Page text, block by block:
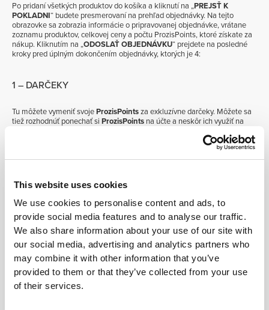
This website uses cookies
We use cookies to personalise content and ads, to
provide social media features and to analyse our traffic.
We also share information about your use of our site with
our social media, advertising and analytics partners who
may combine it with other information that you’ve
provided to them or that they’ve collected from your use
of their services.
Po pridaní všetkých produktov do košíka a kliknutí na „PREJSŤ K
POKLADNI“ budete presmerovaní na prehľad objednávky. Na tejto
obrazovke sa zobrazia informácie o pripravovanej objednávke, vrátane
zoznamu produktov, celkovej ceny a počtu ProzisPoints, ktoré získate za
nákup. Kliknutím na „ODOSLAŤ OBJEDNÁVKU“ prejdete na posledné
kroky pred úplným dokončením objednávky, ktorých je 4:
1 – DARČEKY
Tu môžete vymeniť svojeProzisPointsza exkluzívne darčeky. Môžete sa
tiež rozhodnúť ponechať si ProzisPoints na účte a neskôr ich využiť na
V tomto kroku si zvolíte adresu, na ktorú má byť vaša objednávka
doručená, a preferovaného dopravcu. Pod každým z dostupných
spôsobov doručenia je uvedený predpokladaný dátum doručenia.
Kliknutím na „ĎALŠÍ KROK“ prejdete na tretí krok, „PLATBA“.
3 – PLATBA
V tomto kroku si môžete prezrieť všetky dostupné spôsoby platby v